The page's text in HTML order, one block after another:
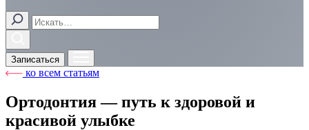
Записаться
ко всем статьям
Ортодонтия — путь к здоровой и
красивой улыбке